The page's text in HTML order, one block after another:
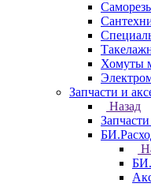
Хомуты
Запчасти и
Назад